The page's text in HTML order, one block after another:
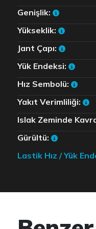
Genişlik:
Yükseklik:
Jant Çapı:
Yük Endeksi:
Hız Sembolü:
Yakıt Verimliliği:
Islak Zeminde
Gürültü:
Lastik Hız / Yük